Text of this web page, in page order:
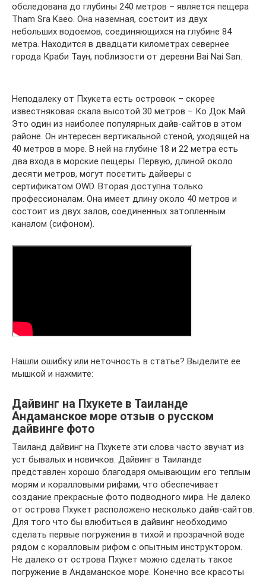
обследована до глубины 240 метров – является пещера
Tham Sra Kaeo. Она наземная, состоит из двух
небольших водоемов, соединяющихся на глубине 84
метра. Находится в двадцати километрах севернее
города Краби Таун, поблизости от деревни Bai Nai San.
Неподалеку от Пхукета есть островок – скорее
известняковая скала высотой 30 метров – Ко Док Май.
Это один из наиболее популярных дайв-сайтов в этом
районе. Он интересен вертикальной стеной, уходящей на
40 метров в море. В ней на глубине 18 и 22 метра есть
два входа в морские пещеры. Первую, длиной около
десяти метров, могут посетить дайверы с
сертификатом OWD. Вторая доступна только
профессионалам. Она имеет длину около 40 метров и
состоит из двух залов, соединенных затопленным
каналом (сифоном).
Нашли ошибку или неточность в статье? Выделите ее
мышкой и нажмите:
Дайвинг на Пхукете в Таиланде
Андаманское море отзыв о русском
дайвинге фото
Таиланд дайвинг на Пхукете эти слова часто звучат из
уст бывалых и новичков. Дайвинг в Таиланде
представлен хорошо благодаря омывающим его теплым
морям и коралловыми рифами, что обеспечивает
создание прекрасные фото подводного мира. Не далеко
от острова Пхукет расположено несколько дайв-сайтов.
Для того что бы влюбиться в дайвинг необходимо
сделать первые погружения в тихой и прозрачной воде
рядом с коралловым рифом с опытным инструктором.
Не далеко от острова Пхукет можно сделать такое
погружение в Андаманское море. Конечно все красоты